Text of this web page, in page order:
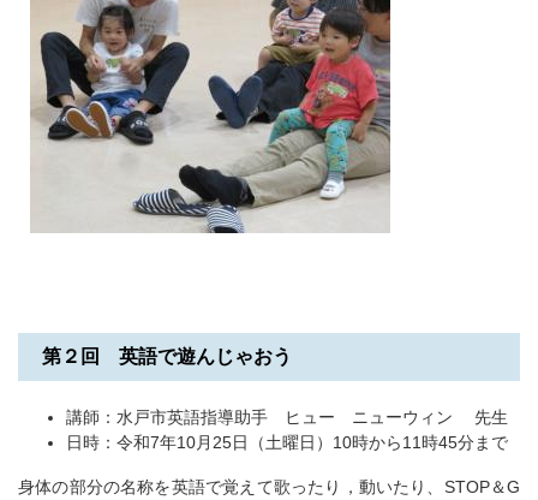
第２回 英語で遊んじゃおう
講師：水戸市英語指導助手 ヒュー ニューウィン 先生
日時：令和7年10月25日（土曜日）10時から11時45分まで
身体の部分の名称を英語で覚えて歌ったり，動いたり、STOP＆G